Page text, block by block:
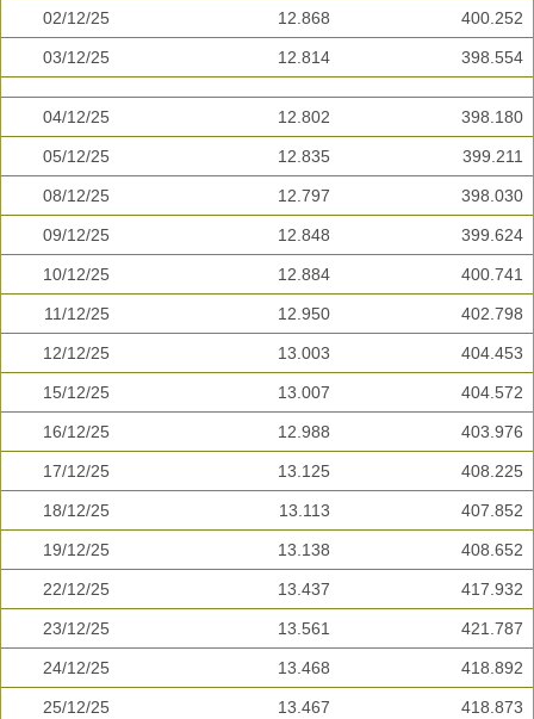
02/12/25 12.868 400.252
03/12/25 12.814 398.554
04/12/25 12.802 398.180
05/12/25 12.835 399.211
08/12/25 12.797 398.030
09/12/25 12.848 399.624
10/12/25 12.884 400.741
11/12/25 12.950 402.798
12/12/25 13.003 404.453
15/12/25 13.007 404.572
16/12/25 12.988 403.976
17/12/25 13.125 408.225
18/12/25 13.113 407.852
19/12/25 13.138 408.652
22/12/25 13.437 417.932
23/12/25 13.561 421.787
24/12/25 13.468 418.892
25/12/25 13.467 418.873